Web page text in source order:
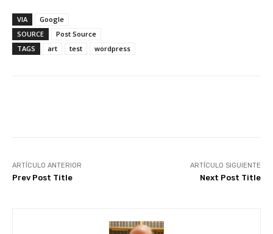
VIA
Google
SOURCE
Post Source
TAGS
art test wordpress
ARTÍCULO ANTERIOR
Prev Post Title
ARTÍCULO SIGUIENTE
Next Post Title